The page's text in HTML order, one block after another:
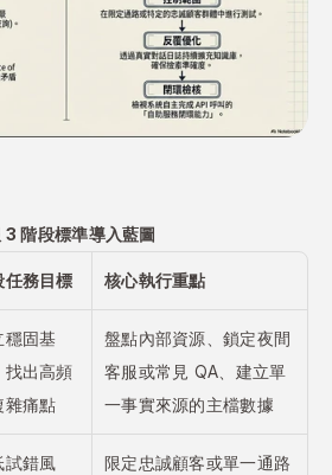
3 階段標準導入藍圖
任務目標 核心執行重點
穩固基
找出高頻
雜痛點
盤點內部資源、鎖定夜間
客服或常見 QA、建立單
一事實來源的主檔數據
試錯風
限定忠誠顧客或單一通路